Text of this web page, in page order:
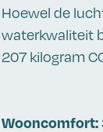
Hoewel de
waterkwaliteit
207 kilogram
Wooncomfort: